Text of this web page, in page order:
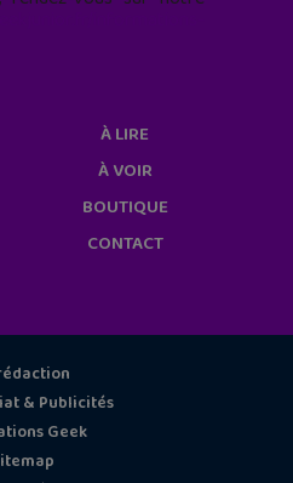
À LIRE
À VOIR
BOUTIQUE
CONTACT
& Publicités
Geek